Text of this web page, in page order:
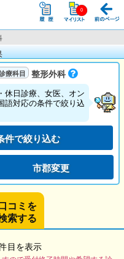
整形外科
休日診療、女医、オン
語対応の条件で絞り込
件で絞り込む
市郡変更
コミを
索する
目を表示